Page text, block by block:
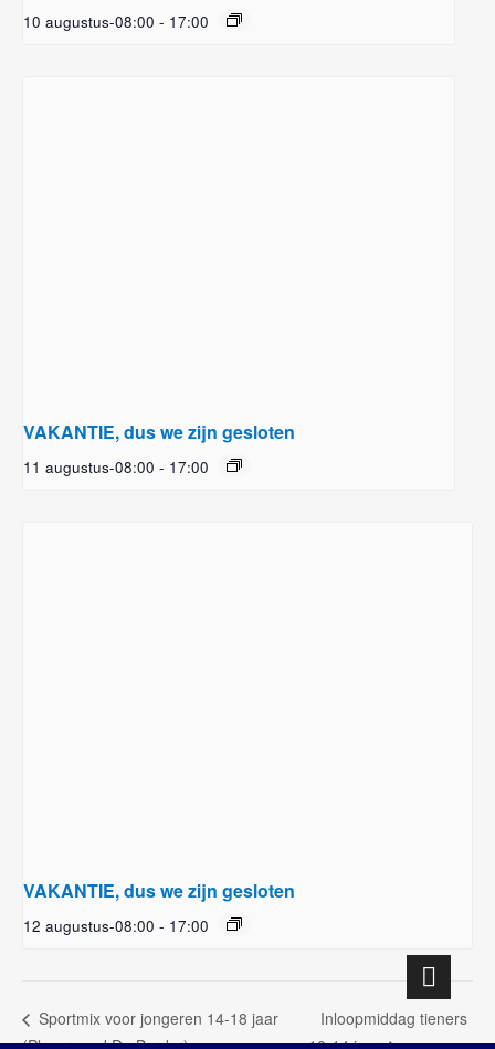
10 augustus-08:00 - 17:00
VAKANTIE, dus we zijn gesloten
11 augustus-08:00 - 17:00
VAKANTIE, dus we zijn gesloten
12 augustus-08:00 - 17:00
Sportmix voor jongeren 14-18 jaar
Inloopmiddag tieners